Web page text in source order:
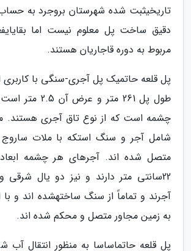
تاریخیثبت شده شهرستان بروجرد به
دقیق ساخت پل معلوم نیست اما
مربوط به دوره قاجاریان هستند.
پل قلعه حاتمیک پل آجری-سنگی با
چشمه است که از نوع تاق آجری هستند.
شامل آجر و سنگ استکه با ملات
22سانتی متر دارند و نیز دو یال
آجرند و تماماً از سنگ ساختهشده اند و
به زمین مجاور متصل و محکم شده اند.
پل قلعه حاتماساسا به منظور انتقال آب